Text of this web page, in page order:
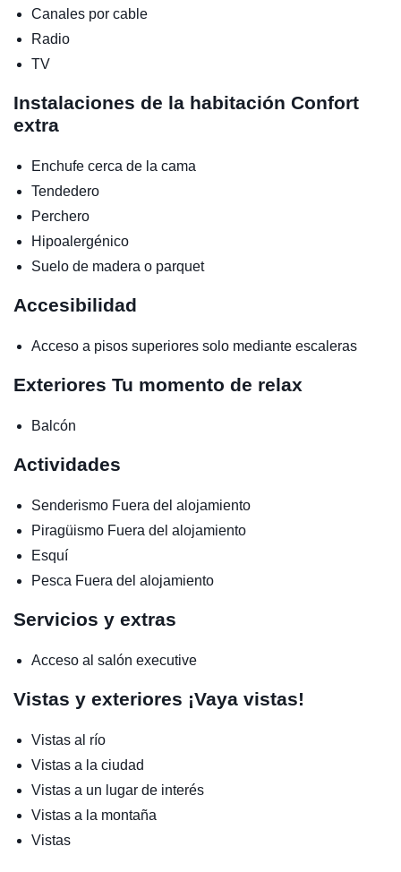
Canales por cable
Radio
TV
Instalaciones de la habitación Confort
extra
Enchufe cerca de la cama
Tendedero
Perchero
Hipoalergénico
Suelo de madera o parquet
Accesibilidad
Acceso a pisos superiores solo mediante escaleras
Exteriores Tu momento de relax
Balcón
Actividades
Senderismo Fuera del alojamiento
Piragüismo Fuera del alojamiento
Esquí
Pesca Fuera del alojamiento
Servicios y extras
Acceso al salón executive
Vistas y exteriores ¡Vaya vistas!
Vistas al río
Vistas a la ciudad
Vistas a un lugar de interés
Vistas a la montaña
Vistas